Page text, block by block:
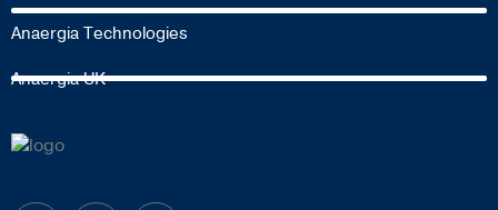
Anaergia Technologies
Anaergia UK